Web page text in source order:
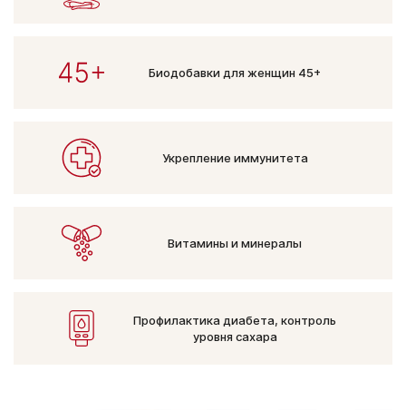
Биодобавки для женщин 45+
Укрепление иммунитета
Витамины и минералы
Профилактика диабета, контроль
уровня сахара